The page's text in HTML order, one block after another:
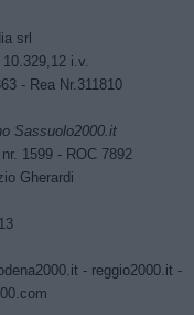
srl
i.v.
- Rea Nr.311810
Sassuolo2000.it
1599 - ROC 7892
Gherardi
- reggio2000.it -